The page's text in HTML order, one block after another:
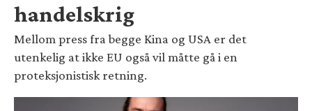
handelskrig
Mellom press fra begge Kina og USA er det
utenkelig at ikke EU også vil måtte gå i en
proteksjonistisk retning.